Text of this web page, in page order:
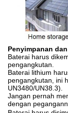
Penyimpanan
Baterai harus
pengangkutan.
Baterai lithium
pengangkutan, ini
UN3480/UN38.3).
Jangan pernah
dengan